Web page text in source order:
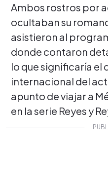
Ambos rostros por
ocultaban su
asistieron al
donde contaron
lo que significaría el
internacional del
apunto de viajar a
en la serie Reyes y